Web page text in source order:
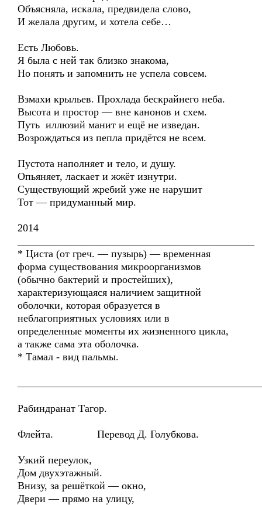
Объясняла, искала, предвидела слово,
И желала другим, и хотела себе…
Есть Любовь.
Я была с ней так близко знакома,
Но понять и запомнить не успела совсем.
Взмахи крыльев. Прохлада бескрайнего неба.
Высота и простор — вне канонов и схем.
Путь иллюзий манит и ещё не изведан.
Возрождаться из пепла придётся не всем.
Пустота наполняет и тело, и душу.
Опьяняет, ласкает и жжёт изнутри.
Существующий жребий уже не нарушит
Тот — придуманный мир.
2014
* Циста (от греч. — пузырь) — временная
форма существования микроорганизмов
(обычно бактерий и простейших),
характеризующаяся наличием защитной
оболочки, которая образуется в
неблагоприятных условиях или в
определенные моменты их жизненного цикла,
а также сама эта оболочка.
* Тамал - вид пальмы.
Рабиндранат Тагор.
Флейта. Перевод Д. Голубкова.
Узкий переулок,
Дом двухэтажный.
Внизу, за решёткой — окно,
Двери — прямо на улицу,